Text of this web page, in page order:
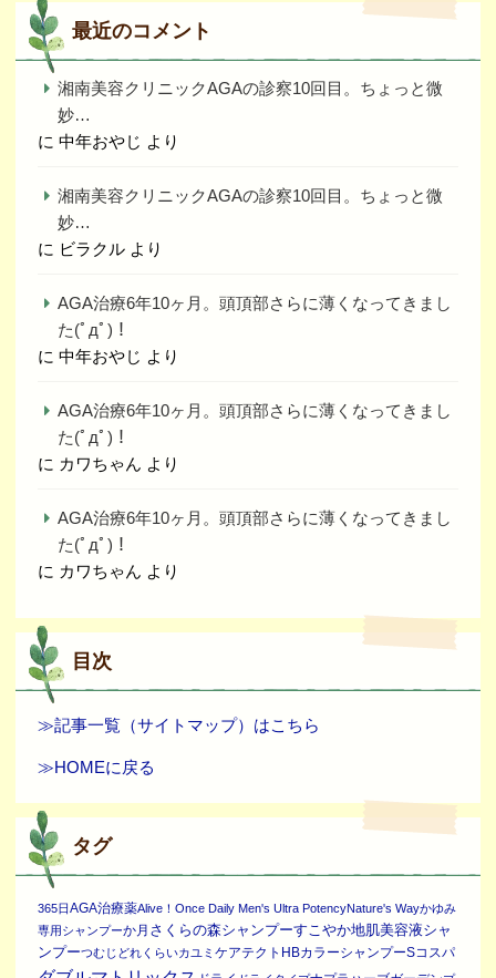
最近のコメント
湘南美容クリニックAGAの診察10回目。ちょっと微
妙…
に 中年おやじ より
湘南美容クリニックAGAの診察10回目。ちょっと微
妙…
に ビラクル より
AGA治療6年10ヶ月。頭頂部さらに薄くなってきまし
た(ﾟдﾟ)！
に 中年おやじ より
AGA治療6年10ヶ月。頭頂部さらに薄くなってきまし
た(ﾟдﾟ)！
に カワちゃん より
AGA治療6年10ヶ月。頭頂部さらに薄くなってきまし
た(ﾟдﾟ)！
に カワちゃん より
目次
≫記事一覧（サイトマップ）はこちら
≫HOMEに戻る
タグ
365日AGA治療薬Alive！Once Daily Men's Ultra PotencyNature's Wayかゆみ
専用シャンプーか月 さくらの森シャンプーすこやか地肌美容液シャ
ンプーつむじ どれくらいカユミ ケアテクトHBカラーシャンプーSコスパ